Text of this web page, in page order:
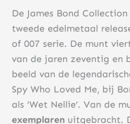
De James Bond
tweede edelmetaal
of 007 serie. De munt
van de jaren zeventig en
beeld van de
Spy Who Loved Me, bij
als ‘Wet Nellie’. Van de
exemplaren uitgebracht.